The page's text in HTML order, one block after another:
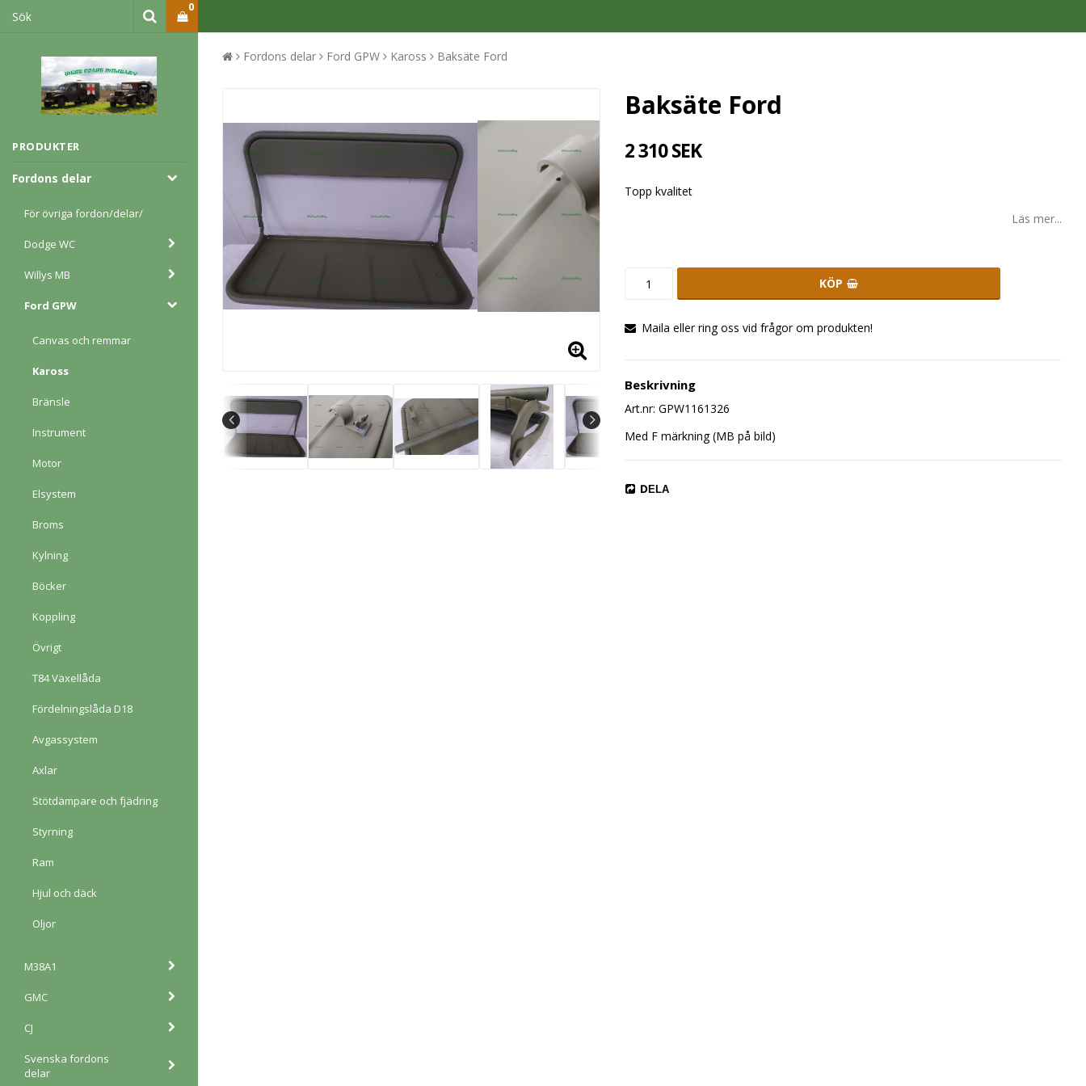
0
PRODUKTER
Fordons delar
För övriga fordon/delar/
Dodge WC
Willys MB
Ford GPW
Canvas och remmar
Kaross
Bränsle
Instrument
Motor
Elsystem
Broms
Kylning
Böcker
Koppling
Övrigt
T84 Växellåda
Fördelningslåda D18
Avgassystem
Axlar
Stötdämpare och fjädring
Styrning
Ram
Hjul och däck
Oljor
M38A1
GMC
CJ
Svenska fordons
delar
Fordons delar Ford GPW Kaross Baksäte Ford
Baksäte Ford
2 310 SEK
Topp kvalitet
Läs mer...
KÖP
Maila eller ring oss vid frågor om produkten!
Beskrivning
Art.nr: GPW1161326
Med F märkning (MB på bild)
DELA